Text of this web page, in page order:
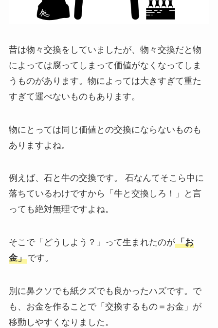
昔は物々交換をしていましたが、物々交換だと物
によっては腐ってしまって価値がなくなってしま
うものがあります。物によっては大きすぎて重た
すぎて運べないものもあります。
物にとっては同じ価値との交換にならないものも
ありますよね。
例えば、石と牛の交換です。 石なんてそこら中に
落ちているわけですから「牛と交換しろ！」と言
っても絶対無理ですよね。
そこで「どうしよう？」って生まれたのが「お
金」です。
別に鼻クソでも紙クズでも良かったハズです。で
も、お金を作ることで「交換するもの＝お金」が
移動しやすくなりました。